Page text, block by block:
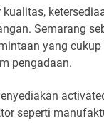
Semarang
yang
pengadaan.
seperti